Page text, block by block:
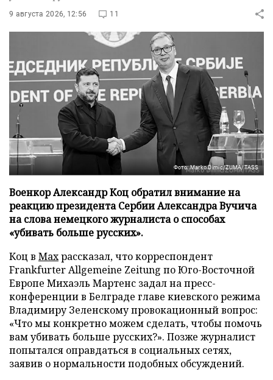
9 августа 2026, 12:56 11
Фото: Marko Dimic/ZUMA/TASS
Военкор Александр Коц обратил внимание на
реакцию президента Сербии Александра Вучича
на слова немецкого журналиста о способах
«убивать больше русских».
Коц в Махрассказал, что корреспондент
Frankfurter Allgemeine Zeitung по Юго-Восточной
Европе Михаэль Мартенс задал на пресс-
конференции в Белграде главе киевского режима
Владимиру Зеленскому провокационный вопрос:
«Что мы конкретно можем сделать, чтобы помочь
вам убивать больше русских?». Позже журналист
попытался оправдаться в социальных сетях,
заявив о нормальности подобных обсуждений.